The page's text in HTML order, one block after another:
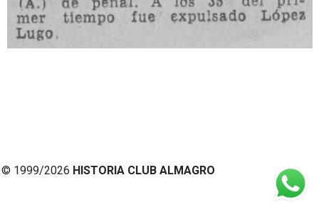
© 1999/2026 HISTORIA CLUB ALMAGRO